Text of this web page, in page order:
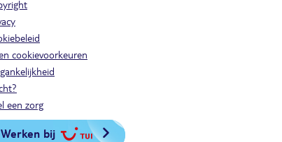
cookievoorkeuren
een zorg
Werken bij